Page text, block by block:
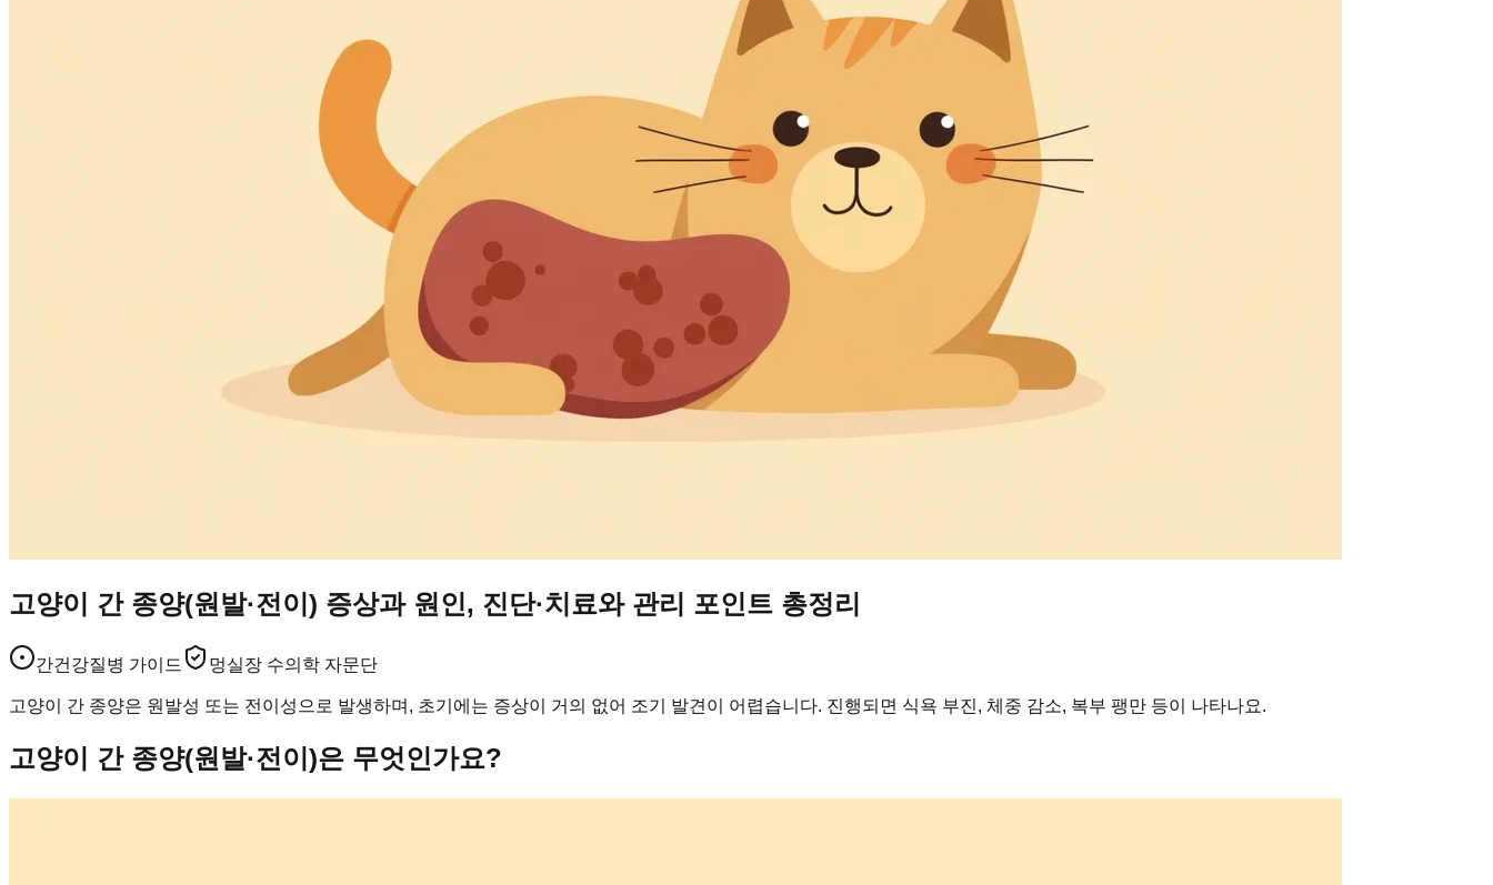
고양이 간 종양(원발·전이) 증상과 원인, 진단·치료와 관리 포인트 총정리
간건강질병 가이드 멍실장 수의학 자문단
고양이 간 종양은 원발성 또는 전이성으로 발생하며, 초기에는 증상이 거의 없어 조기 발견이 어렵습니다. 진행되면 식욕 부진, 체중 감소, 복부 팽만 등이 나타나요.
고양이 간 종양(원발·전이)은 무엇인가요?